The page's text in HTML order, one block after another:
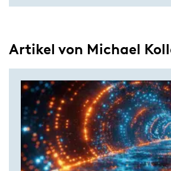
Artikel von Michael